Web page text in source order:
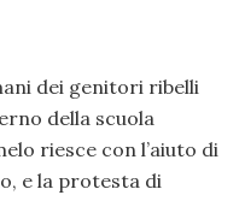
dei genitori ribelli
della scuola
riesce con l’aiuto di
e la protesta di